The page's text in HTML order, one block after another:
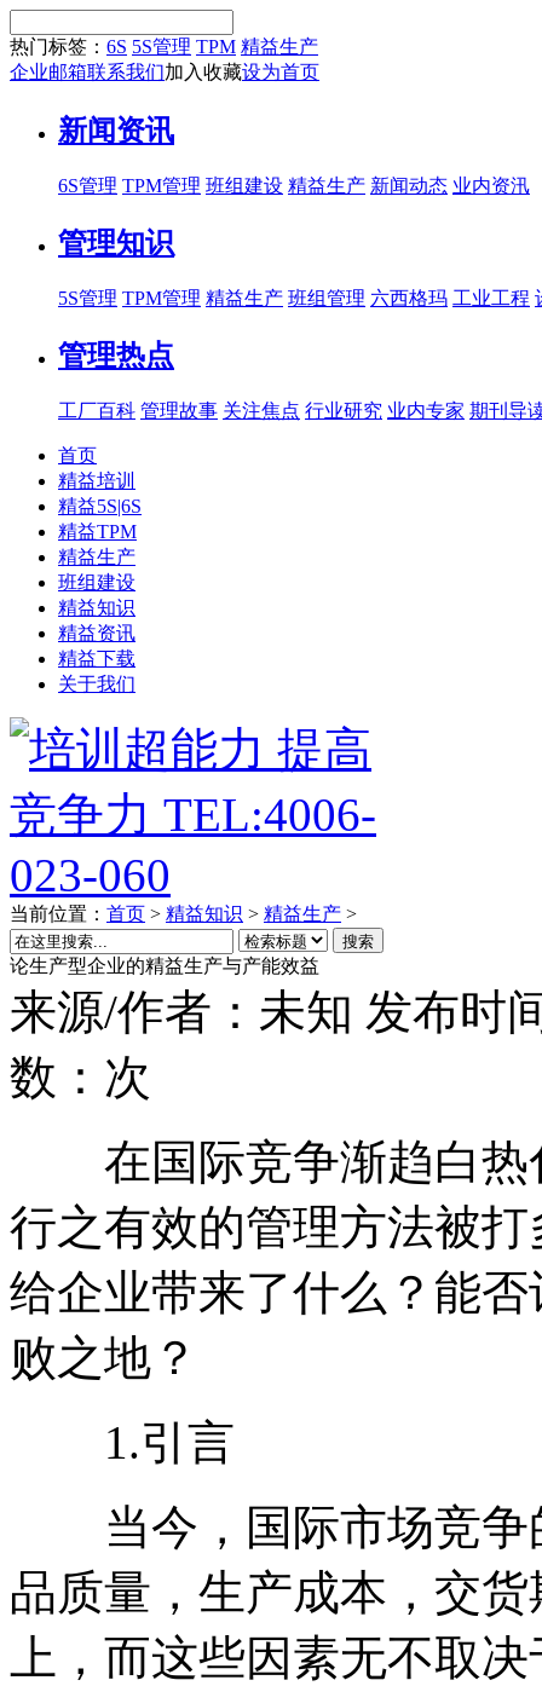
热门标签： 6S 5S管理 TPM 精益生产
企业邮箱联系我们加入收藏设为首页
新闻资讯
6S管理 TPM管理 班组建设 精益生产 新闻动态 业内资汛
管理知识
5S管理 TPM管理 精益生产 班组管理 六西格玛 工业工程
管理热点
工厂百科 管理故事 关注焦点 行业研究 业内专家 期刊导
首页
精益培训
精益5S|6S
精益TPM
精益生产
班组建设
精益知识
精益资讯
精益下载
关于我们
当前位置： 首页 > 精益知识 > 精益生产 >
搜索
论生产型企业的精益生产与产能效益
来源/作者： 未知 发布时
数： 次
在国际竞争渐趋白热
行之有效的管理方法被
给企业带来了什么？能
败之地？
1.引言
当今，国际市场竞争
品质量，生产成本，交
上，而这些因素无不取